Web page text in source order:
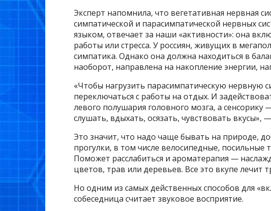
Эксперт напомнила, что вегетативная нервная
симпатической и парасимпатической нервных
языком, отвечает за наши «активности»: она
работы или стресса. У россиян, живущих в
симпатика. Однако она должна находиться в
наоборот, направлена на накопление энергии,
«Чтобы нагрузить парасимпатическую нервную
переключаться с работы на отдых. И
левого полушария головного мозга, а сенсорику
слушать, вдыхать, осязать, чувствовать вкусы»,
Это значит, что надо чаще бывать на природе,
прогулки, в том числе велосипедные, посильные
Поможет расслабиться и ароматерапия —
цветов, трав или деревьев. Все это вкупе лечит
Но одним из самых действенных способов для
собеседница считает звуковое восприятие.